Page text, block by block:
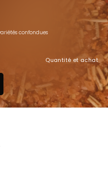
confondues
Quantité et achat